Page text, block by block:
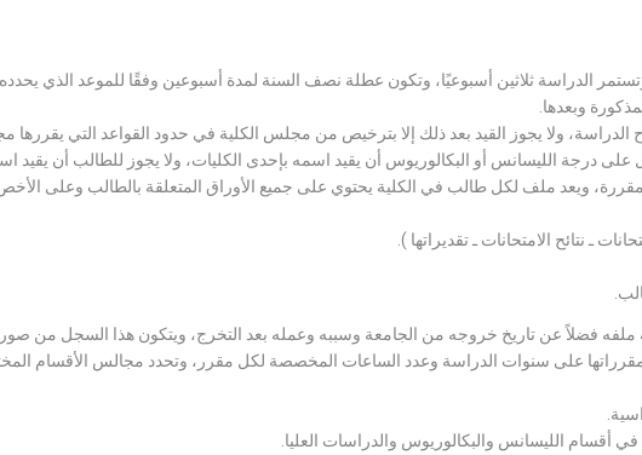
الدراسة ثلاثين أسبوعيًا، وتكون عطلة نصف السنة لمدة أسبوعين وفقًا للموعد الذي
وبعدها.
الدراسة، ولا يجوز القيد بعد ذلك إلا بترخيص من مجلس الكلية في حدود القواعد التي يقررها
على درجة الليسانس أو البكالوريوس أن يقيد اسمه بإحدى الكليات، ولا يجوز للطالب أن
ويعد ملف لكل طالب في الكلية يحتوي على جميع الأوراق المتعلقة بالطالب وعلى
ـ نتائح الامتحانات ـ تقديراتها ).
فضلاً عن تاريخ خروجه من الجامعة وسببه وعمله بعد التخرج، ويتكون هذا السجل من
مقرراتها على سنوات الدراسة وعدد الساعات المخصصة لكل مقرر، وتحدد مجالس الأقسام
في أقسام الليسانس والبكالوريوس والدراسات العليا.